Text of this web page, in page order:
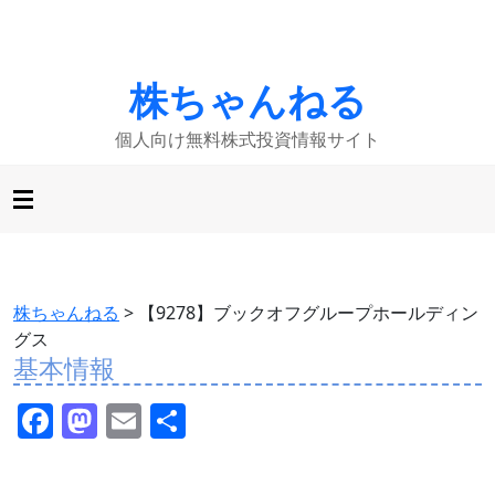
株ちゃんねる
個人向け無料株式投資情報サイト
株ちゃんねる >
【9278】ブックオフグループホールディン
グス
基本情報
F M E